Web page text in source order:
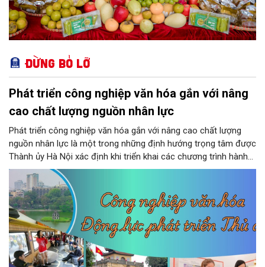
Đừng bỏ lỡ
Phát triển công nghiệp văn hóa gắn với nâng
cao chất lượng nguồn nhân lực
Phát triển công nghiệp văn hóa gắn với nâng cao chất lượng
nguồn nhân lực là một trong những định hướng trọng tâm được
Thành ủy Hà Nội xác định khi triển khai các chương trình hành
động thực hiện các nghị quyết của Bộ Chính trị về giáo dục -
đào tạo, y tế và văn hóa. Theo kết luận của đồng chí Nguyễn
Văn Phong, Phó Bí thư Thành ủy, nhiều nhiệm vụ, giải pháp đồng
bộ đã được đặt ra nhằm phát huy nguồn lực con người, khơi
dậy sức mạnh văn hóa và tạo nền tảng cho sự phát triển bền
vững của Thủ đô.